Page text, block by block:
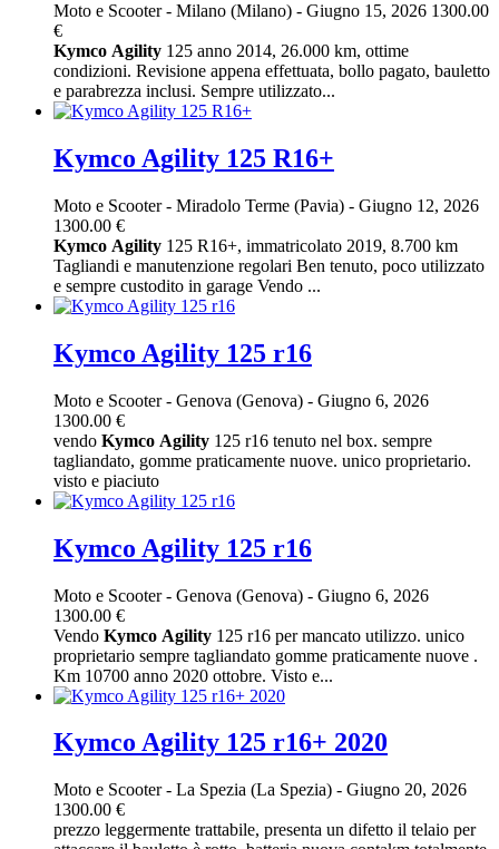
Moto e Scooter- Milano (Milano) - Giugno 15, 2026 1300.00
€
Kymco Agility 125 anno 2014, 26.000 km, ottime
condizioni. Revisione appena effettuata, bollo pagato, bauletto
e parabrezza inclusi. Sempre utilizzato...
Kymco Agility 125 R16+
Moto e Scooter- Miradolo Terme (Pavia) - Giugno 12, 2026
1300.00 €
Kymco Agility 125 R16+, immatricolato 2019, 8.700 km
Tagliandi e manutenzione regolari Ben tenuto, poco utilizzato
e sempre custodito in garage Vendo ...
Kymco Agility 125 r16
Moto e Scooter- Genova (Genova) - Giugno 6, 2026
1300.00 €
vendo Kymco Agility 125 r16 tenuto nel box. sempre
tagliandato, gomme praticamente nuove. unico proprietario.
visto e piaciuto
Kymco Agility 125 r16
Moto e Scooter- Genova (Genova) - Giugno 6, 2026
1300.00 €
Vendo Kymco Agility 125 r16 per mancato utilizzo. unico
proprietario sempre tagliandato gomme praticamente nuove .
Km 10700 anno 2020 ottobre. Visto e...
Kymco Agility 125 r16+ 2020
Moto e Scooter- La Spezia (La Spezia) - Giugno 20, 2026
1300.00 €
prezzo leggermente trattabile, presenta un difetto il telaio per